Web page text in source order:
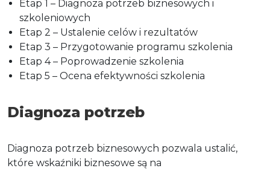
Etap 1 – Diagnoza potrzeb biznesowych i
szkoleniowych
Etap 2 – Ustalenie celów i rezultatów
Etap 3 – Przygotowanie programu szkolenia
Etap 4 – Poprowadzenie szkolenia
Etap 5 – Ocena efektywności szkolenia
Diagnoza potrzeb
Diagnoza potrzeb biznesowych pozwala ustalić,
które wskaźniki biznesowe są na